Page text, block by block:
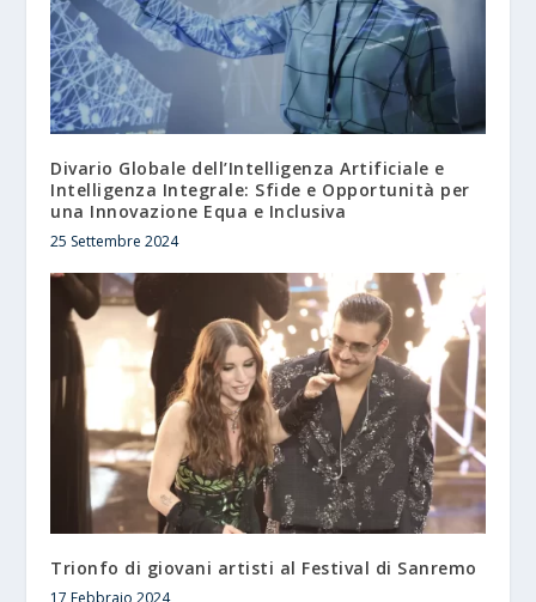
Divario Globale dell’Intelligenza Artificiale e
Intelligenza Integrale: Sfide e Opportunità per
una Innovazione Equa e Inclusiva
25 Settembre 2024
Trionfo di giovani artisti al Festival di Sanremo
17 Febbraio 2024